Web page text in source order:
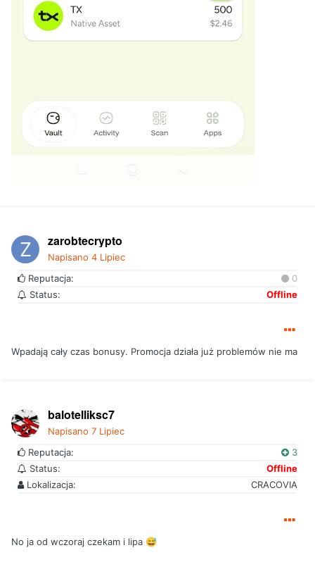
zarobtecrypto
Napisano 4 Lipiec
Reputacja:
0
Status:
Offline
Wpadają cały czas bonusy. Promocja działa już problemów nie ma
balotelliksc7
Napisano 7 Lipiec
Reputacja:
3
Status:
Offline
Lokalizacja:
CRACOVIA
No ja od wczoraj czekam i lipa 😅